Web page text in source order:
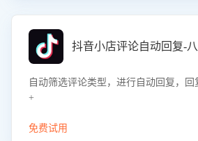
抖音小店评论自动回复-
自动筛选评论类型，进行自动回复，
+
免费试用